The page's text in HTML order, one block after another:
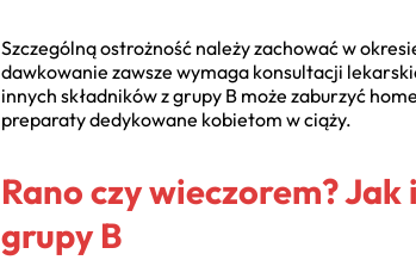
Szczególną ostrożność należy zachować w
dawkowanie zawsze wymaga konsultacji
innych składników z grupy B może zaburzyć
preparaty dedykowane kobietom w ciąży.
Rano czy wieczorem?
grupy B